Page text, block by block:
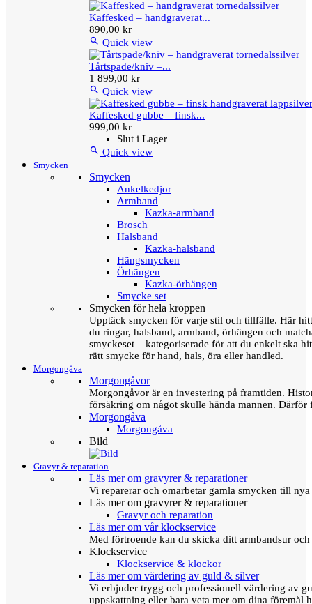
Kaffesked – handgraverat...
890,00 kr
 Quick view
Tårtspade/kniv –...
1 899,00 kr
 Quick view
Kaffesked gubbe – finsk...
999,00 kr
Slut i Lager
 Quick view
Smycken
Smycken
Ankelkedjor
Armband
Kazka-armband
Brosch
Halsband
Kazka-halsband
Hängsmycken
Örhängen
Kazka-örhängen
Smycke set
Smycken för hela kroppen
Upptäck smycken för varje stil och tillfälle. Här
du ringar, halsband, armband, örhängen och
smyckeset – kategoriserade för att du enkelt ska
rätt smycke för hand, hals, öra eller handled.
Morgongåva
Morgongåvor
Morgongåvor är en investering på framtiden.
försäkring om något skulle hända mannen.
Morgongåva
Morgongåva
Bild
Gravyr & reparation
Läs mer om gravyrer & reparationer
Vi reparerar och omarbetar gamla smycken till
Läs mer om gravyrer & reparationer
Gravyr och reparation
Läs mer om vår klockservice
Med förtroende kan du skicka ditt armbandsur
Klockservice
Klockservice & klockor
Läs mer om värdering av guld & silver
Vi erbjuder trygg och professionell värdering av
uppskattning eller bara veta mer om dina föremål